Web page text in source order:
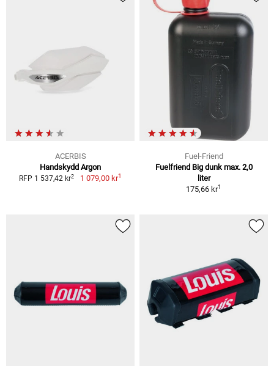
ACERBIS
Handskydd Argon
RFP 1 537,42 kr2 1 079,00 kr1
Fuel-Friend
Fuelfriend Big dunk max. 2,0
liter
175,66 kr1